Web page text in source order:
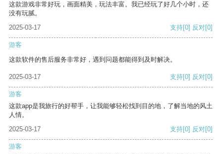
这款游戏非常好玩，画面精美，玩法丰富。我已经玩了好几个小时，还
没有玩腻。
2025-03-17
支持[0] 反对[0]
游客
这款软件的售后服务非常好，遇到问题都能得到及时解决。
2025-03-17 支持[0] 反对[0]
游客
这款app是我旅行的好帮手，让我能够轻松找到目的地，了解当地的风土
人情。
2025-03-17
支持[0] 反对[0]
游客